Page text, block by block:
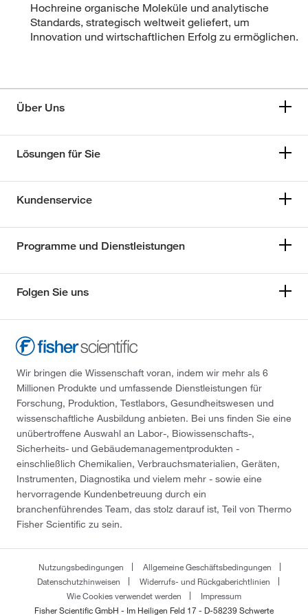
Hochreine organische Moleküle und analytische
Standards, strategisch weltweit geliefert, um
Innovation und wirtschaftlichen Erfolg zu ermöglichen.
Über Uns
Lösungen für Sie
Kundenservice
Programme und Dienstleistungen
Folgen Sie uns
Wir bringen die Wissenschaft voran, indem wir mehr als 6
Millionen Produkte und umfassende Dienstleistungen für
Forschung, Produktion, Testlabors, Gesundheitswesen und
wissenschaftliche Ausbildung anbieten. Bei uns finden Sie eine
unübertroffene Auswahl an Labor-, Biowissenschafts-,
Sicherheits- und Gebäudemanagementprodukten -
einschließlich Chemikalien, Verbrauchsmaterialien, Geräten,
Instrumenten, Diagnostika und vielem mehr - sowie eine
hervorragende Kundenbetreuung durch ein
branchenführendes Team, das stolz darauf ist, Teil von Thermo
Fisher Scientific zu sein.
Nutzungsbedingungen
Allgemeine Geschäftsbedingungen
Datenschutzhinweisen
Widerrufs- und Rückgaberichtlinien
Wie Cookies verwendet werden
Impressum
Fisher Scientific GmbH - Im Heiligen Feld 17 - D-58239 Schwerte